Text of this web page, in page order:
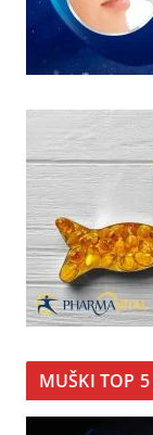
MUŠKI TOP